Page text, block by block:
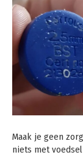
Maak je geen
niets met